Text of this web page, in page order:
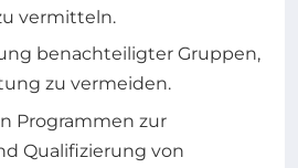
vermitteln.
benachteiligter Gruppen,
zu vermeiden.
Programmen zur
Qualifizierung von